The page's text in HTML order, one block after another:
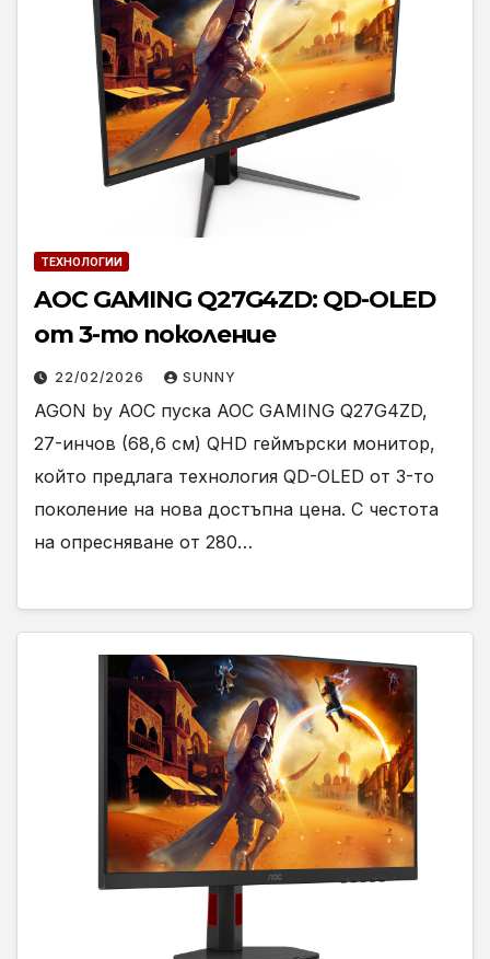
ТЕХНОЛОГИИ
AOC GAMING Q27G4ZD: QD-OLED
от 3-то поколение
22/02/2026 SUNNY
AGON by AOC пуска AOC GAMING Q27G4ZD,
27-инчов (68,6 см) QHD геймърски монитор,
който предлага технология QD-OLED от 3-то
поколение на нова достъпна цена. С честота
на опресняване от 280…